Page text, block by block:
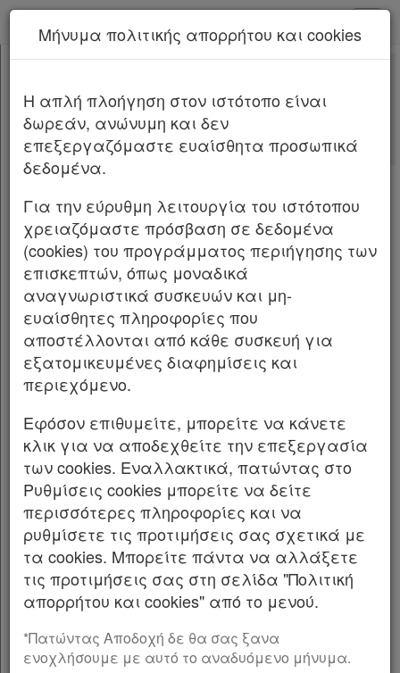
Κεφαλίδα
Σώμα [-]
ΜΕΡΟΣ ΠΡΩΤΟ [-]
ΚΕΦΑΛΑΙΟ Α΄
Παρ.1
Παρ.2
Παρ.3
Παρ.4
Παρ.5
Παρ.6
Άρθρο 2 [-]
Παρ.1
Παρ.2
Παρ.3
Παρ.4
Παρ.5
Παρ.6
Παρ.7
Παρ.8
Παρ.9
Άρθρο 3 [-]
Παρ.1
Παρ.2
Παρ.3
Παρ.4
Νέα υπηρεσία Kodiko Assistant.Περισσότερα
Νόμος 4375/2016
Αλλαγές που επέφερε
Σχετικά: 1
Με τις
απότο Νόμο 5275/2026
ΝΟΜΟΣ ΥΠ’ ΑΡΙΘΜ. 4375 ΦΕΚ Α΄51/3.4.2016
Οργάνωση και λειτουργία Υπηρεσίας
Ασύλου, ΑρχήςΠροσφυγών, Υπηρεσίας
Υποδοχής και Ταυτοποίησης σύσταση Γενικής
Γραμματείας Υποδοχής, προσαρμογή της
Ελληνικής Νομοθεσίας προς τις διατάξεις της
Κοινοβουλίου και του Συμβουλίου «σχετικά με
τις κοινές διαδικασίες για τη χορήγηση και
ανάκληση του καθεστώτος διεθνούς
προστασίας (αναδιατύπωση)» (L
180/29.6.2013), διατάξεις για την εργασία
δικαιούχων διεθνούς προστασίας και άλλες
διατάξεις.
Ο ΠΡΟΕΔΡΟΣ ΤΗΣ ΕΛΛΗΝΙΚΗΣ ΔΗΜΟΚΡΑΤΙΑΣ
Εκδίδομε τον ακόλουθο νόμο που ψήφισε η
Βουλή:
Μήνυμα πολιτικής απορρήτου και cookies
H απλή πλοήγηση στον ιστότοπο είναι
δωρεάν, ανώνυμη και δεν
επεξεργαζόμαστε ευαίσθητα προσωπικά
δεδομένα.
Για την εύρυθμη λειτουργία του ιστότοπου
χρειαζόμαστε πρόσβαση σε δεδομένα
(cookies) του προγράμματος περιήγησης των
επισκεπτών, όπως μοναδικά
αναγνωριστικά συσκευών και μη-
ευαίσθητες πληροφορίες που
αποστέλλονται από κάθε συσκευή για
εξατομικευμένες διαφημίσεις και
περιεχόμενο.
Εφόσον επιθυμείτε, μπορείτε να κάνετε
κλικ για να αποδεχθείτε την επεξεργασία
των cookies. Εναλλακτικά, πατώντας στο
Ρυθμίσεις cookies μπορείτε να δείτε
περισσότερες πληροφορίες και να
ρυθμίσετε τις προτιμήσεις σας σχετικά με
τα cookies. Μπορείτε πάντα να αλλάξετε
τις προτιμήσεις σας στη σελίδα "Πολιτική
απορρήτου και cookies" από το μενού.
*Πατώντας Αποδοχή δε θα σας ξανα
ενοχλήσουμε με αυτό το αναδυόμενο μήνυμα.